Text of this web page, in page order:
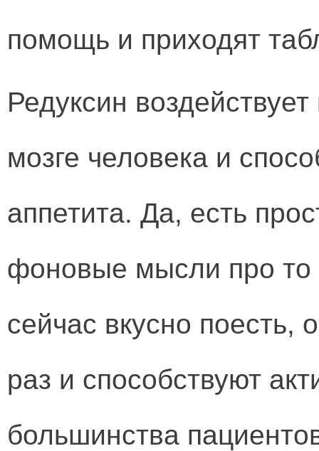
помощь и приходят
Редуксин
мозге человека и
аппетита. Да, есть
фоновые мысли про
сейчас вкусно поесть,
раз и способствуют
большинства